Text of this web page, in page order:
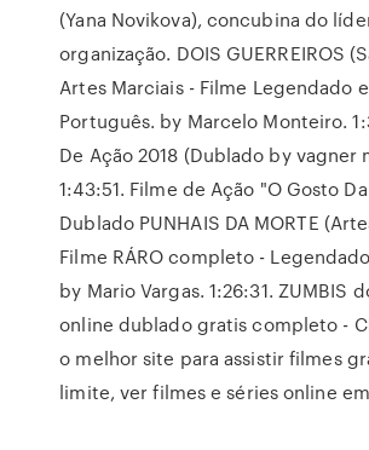
(Yana Novikova), concubina do
organização. DOIS GUERREIROS
Artes Marciais - Filme Legendado
Português. by Marcelo Monteiro.
De Ação 2018 (Dublado by vagner
1:43:51. Filme de Ação "O Gosto
Dublado PUNHAIS DA MORTE
Filme RÁRO completo -
by Mario Vargas. 1:26:31. ZUMBIS
online dublado gratis completo -
o melhor site para assistir filmes
limite, ver filmes e séries online